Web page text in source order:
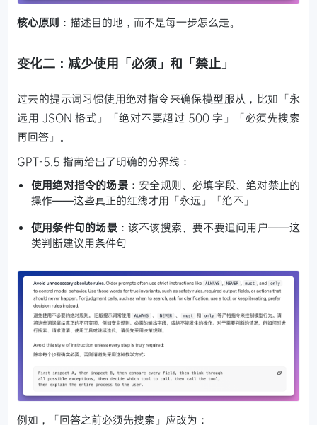
核心原则 ：描述目的地，而不是每一步怎么走。
变化二：减少使用「必须」和「禁止」
过去的提示词习惯使用绝对指令来确保模型服从，比如「永
远用 JSON 格式」「绝对不要超过 500 字」「必须先搜索
再回答」。
GPT-5.5 指南给出了明确的分界线：
使用绝对指令的场景：安全规则、必填字段、绝对禁止的
操作——这些真正的红线才用「永远」「绝不」
使用条件句的场景：该不该搜索、要不要追问用户——这
类判断建议用条件句
例如，「回答之前必须先搜索」应改为：